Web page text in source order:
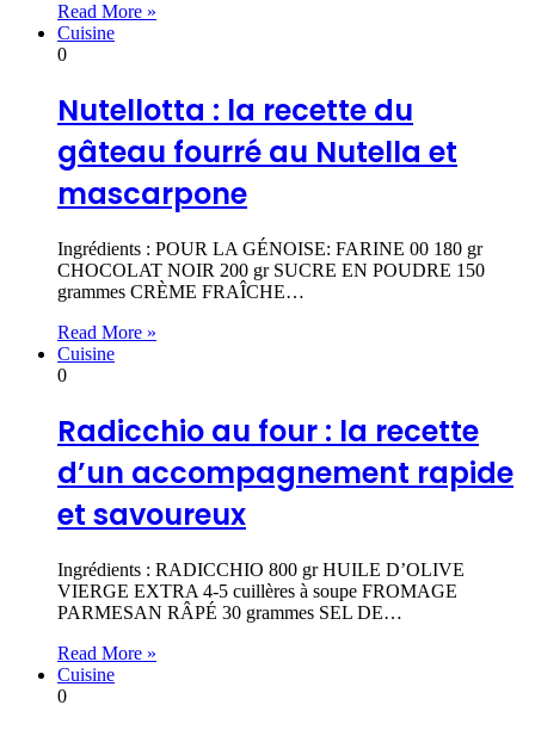
Read More »
Cuisine
0
Nutellotta : la recette du
gâteau fourré au Nutella et
mascarpone
Ingrédients : POUR LA GÉNOISE: FARINE 00 180 gr
CHOCOLAT NOIR 200 gr SUCRE EN POUDRE 150
grammes CRÈME FRAÎCHE…
Read More »
Cuisine
0
Radicchio au four : la recette
d’un accompagnement rapide
et savoureux
Ingrédients : RADICCHIO 800 gr HUILE D’OLIVE
VIERGE EXTRA 4-5 cuillères à soupe FROMAGE
PARMESAN RÂPÉ 30 grammes SEL DE…
Read More »
Cuisine
0